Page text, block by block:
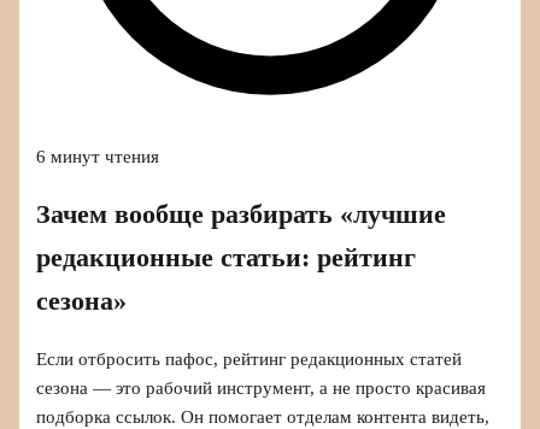
6 минут чтения
Зачем вообще разбирать «лучшие
редакционные статьи: рейтинг
сезона»
Если отбросить пафос, рейтинг редакционных статей
сезона — это рабочий инструмент, а не просто красивая
подборка ссылок. Он помогает отделам контента видеть,